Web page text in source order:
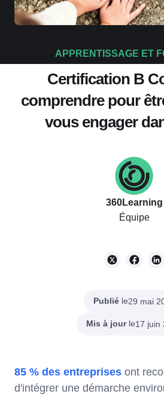
APPRENTISSAGE ET
Certification B
comprendre pour
vous engager
360Learning
Équipe
Publiéle29 mai
Mis à jourle17 juin
85 % des entreprises ont
d'intégrer une démarche